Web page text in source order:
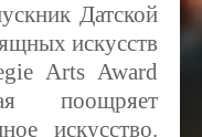
Датской
искусств
Arts Award
поощряет
искусство.